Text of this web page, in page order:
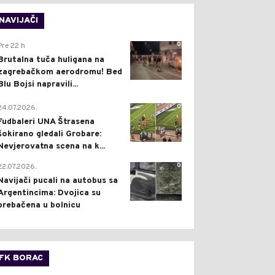
NAVIJAČI
0
22 h
tuča huligana na
aerodromu! Bed
Bojsi napravili...
0
UNA Štrasena
gledali Grobare:
scena na k...
0
pucali na autobus sa
Dvojica su
u bolnicu
FK BORAC